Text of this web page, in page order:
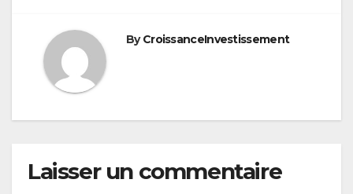
ByCroissanceInvestissement
Laisser un commentaire